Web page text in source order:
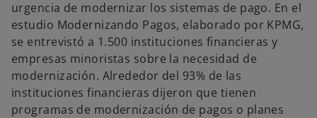
urgencia de modernizar los sistemas de pago. En el
estudio Modernizando Pagos, elaborado por KPMG,
se entrevistó a 1.500 instituciones financieras y
empresas minoristas sobre la necesidad de
modernización. Alrededor del 93% de las
instituciones financieras dijeron que tienen
programas de modernización de pagos o planes